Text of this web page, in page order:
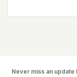
Never miss an